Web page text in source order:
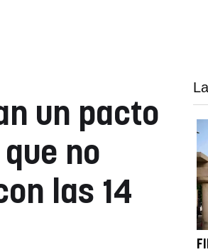
un pacto
no
las 14